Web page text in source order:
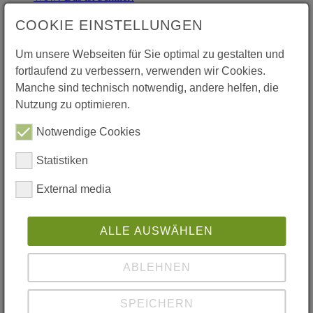
Bewegte Schule
Genial am Schiller
Kulturschule
MINT
Musik
Nachhaltigkeit am FSG
Präventiv und sozial!
Französisch
Berichte: (S)chiller in der Welt
Mitmachen Ehrensache (Kl. 7)
Sozialpraktikum (Kl. 9)
FSG SozialZertifikat (Abitur)
Weltethos-Schule
Schüler*innen
Schul.Cloud - Knigge (Nutzungsregeln für den
COOKIE EINSTELLUNGEN
Um unsere Webseiten für Sie optimal zu gestalten und
fortlaufend zu verbessern, verwenden wir Cookies.
Manche sind technisch notwendig, andere helfen, die
Nutzung zu optimieren.
Notwendige Cookies
Statistiken
External media
ALLE AUSWÄHLEN
ABLEHNEN
SPEICHERN